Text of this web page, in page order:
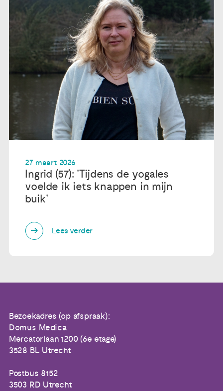
27 maart 2026
Ingrid (57): 'Tijdens de yogales
voelde ik iets knappen in mijn
buik'
Lees verder
Bezoekadres (op afspraak):
Domus Medica
Mercatorlaan 1200 (6e etage)
3528 BL Utrecht
Postbus 8152
3503 RD Utrecht